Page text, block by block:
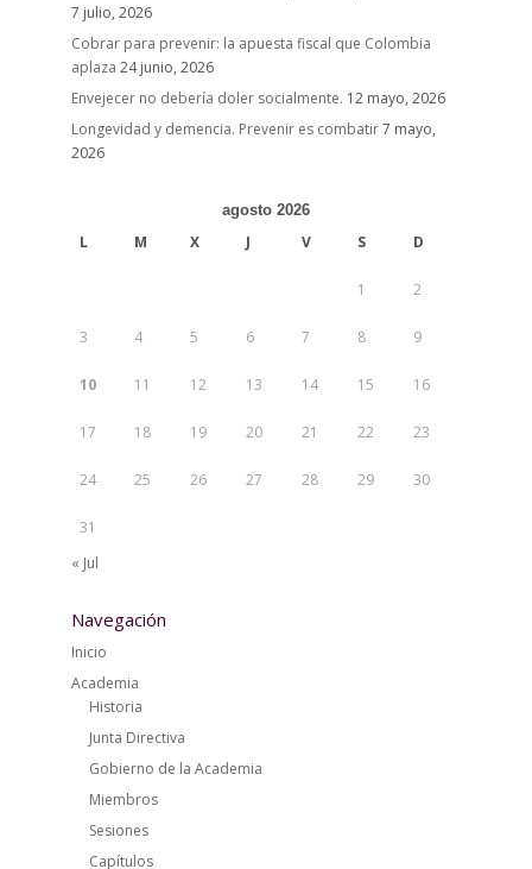
7 julio, 2026
Cobrar para prevenir: la apuesta fiscal que Colombia
aplaza 24 junio, 2026
Envejecer no debería doler socialmente. 12 mayo, 2026
Longevidad y demencia. Prevenir es combatir7 mayo,
2026
agosto 2026
L M X J V S D
1 2
3 4 5 6 7 8 9
10 11 12 13 14 15 16
17 18 19 20 21 22 23
24 25 26 27 28 29 30
31
« Jul
Navegación
Inicio
Academia
Historia
Junta Directiva
Gobierno de la Academia
Miembros
Sesiones
Capítulos